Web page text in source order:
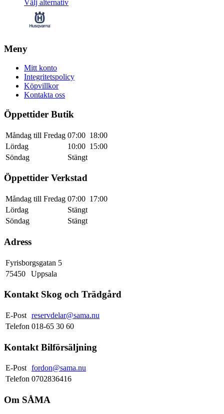
Välj alternativ
alternativen
kan
produktsidan
Meny
Mitt konto
Integritetspolicy
Köpvillkor
Kontakta oss
Öppettider Butik
Måndag till Fredag 07:00 18:00
Lördag
10:00 15:00
Söndag
Stängt
Öppettider Verkstad
Måndag till Fredag 07:00 17:00
Lördag
Stängt
Söndag
Stängt
Adress
Fyrisborgsgatan 5
75450
Uppsala
Kontakt Skog och Trädgård
E-Post reservdelar@sama.nu
Telefon 018-65 30 60
Kontakt Bilförsäljning
E-Post fordon@sama.nu
Telefon 0702836416
Om SÅMA